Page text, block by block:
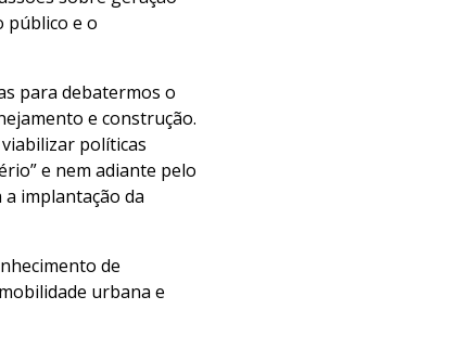
público e o
para debatermos o
e construção.
políticas
e nem adiante pelo
implantação da
de
urbana e